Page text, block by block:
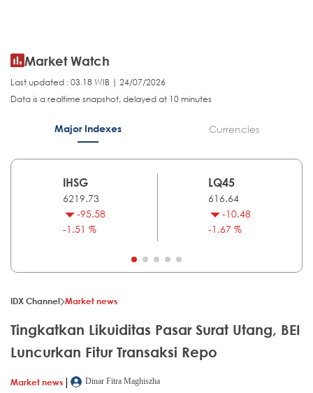
Market Watch
Last updated : 03.18 WIB | 24/07/2026
Data is a realtime snapshot, delayed at 10 minutes
Major Indexes Currencies
IHSG
6219.73
-95.58
-1.51 %
LQ45
616.64
-10.48
-1.67 %
IDX Channel Market news
Tingkatkan Likuiditas Pasar Surat Utang, BEI
Luncurkan Fitur Transaksi Repo
Market news |
Dinar Fitra Maghiszha